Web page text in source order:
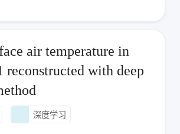
air temperature in
reconstructed with deep
深度学习